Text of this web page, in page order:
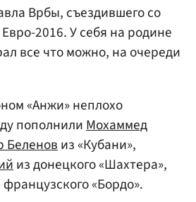
Врбы, съездившего со
2016. У себя на родине
все что можно, на очереди
«Анжи» неплохо
пополнилиМохаммед
Беленовиз «Кубани»,
из донецкого «Шахтера»,
французского «Бордо».